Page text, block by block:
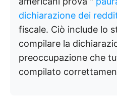
dichiarazione dei
fiscale. Ciò include lo
compilare la
preoccupazione che
compilato